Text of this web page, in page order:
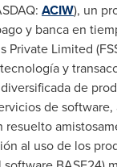
ACIW), un
y banca en
Private Limited
y
de
de
resuelto
al uso de los